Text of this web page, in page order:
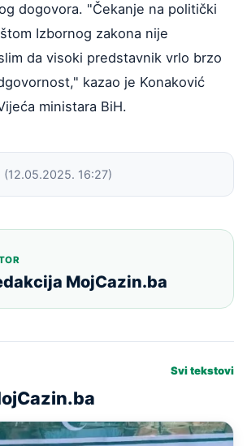
dogovora. "Čekanje na politički
Izbornog zakona nije
da visoki predstavnik vrlo brzo
kazao je Konaković
ministara BiH.
(12.05.2025. 16:27)
MojCazin.ba
Svi tekstovi